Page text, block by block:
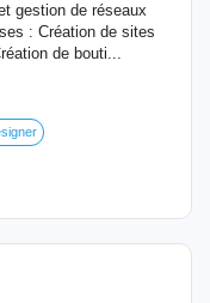
gestion de réseaux
: Création de sites
de bouti...